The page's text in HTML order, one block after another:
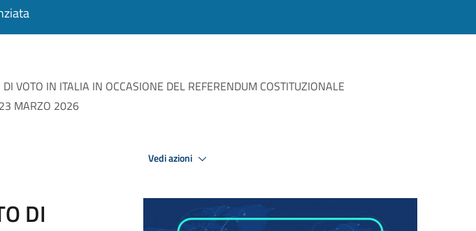
VOTO IN ITALIA IN OCCASIONE DEL REFERENDUM COSTITUZIONALE
MARZO 2026
DI
Vedi azioni